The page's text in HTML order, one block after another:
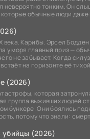
невероятно тонким. Он
которые обычные люди
века. Карибы. Эрсел
у моря главный приз —
не забывает. Когда
на горизонте её
(2026)
которая
группа выживших людей
бункере. Они боялись
потому что знали:
убийцы (2026)